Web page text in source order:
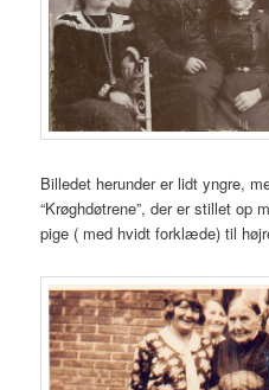
Billedet herunder er lidt yngre,
“Krøghdøtrene”, der er stillet op
pige ( med hvidt forklæde) til